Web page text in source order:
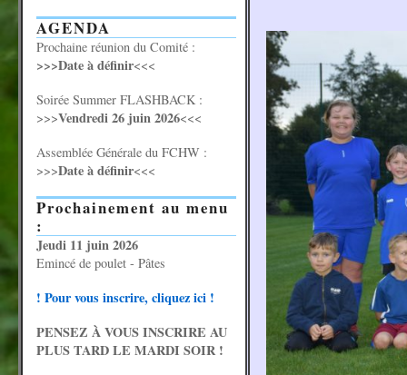
AGENDA
Prochaine réunion du Comité :
>>>Date à définir<<<
Soirée Summer FLASHBACK :
>>>Vendredi 26 juin 2026<<<
Assemblée Générale du FCHW :
>>>Date à définir<<<
Prochainement au menu
:
Jeudi 11 juin 2026
Emincé de poulet - Pâtes
! Pour vous inscrire, cliquez ici !
PENSEZ À VOUS INSCRIRE AU
PLUS TARD LE MARDI SOIR !